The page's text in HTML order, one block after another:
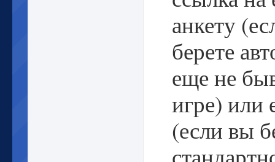
анкету
берете
еще не
игре) или
(если вы